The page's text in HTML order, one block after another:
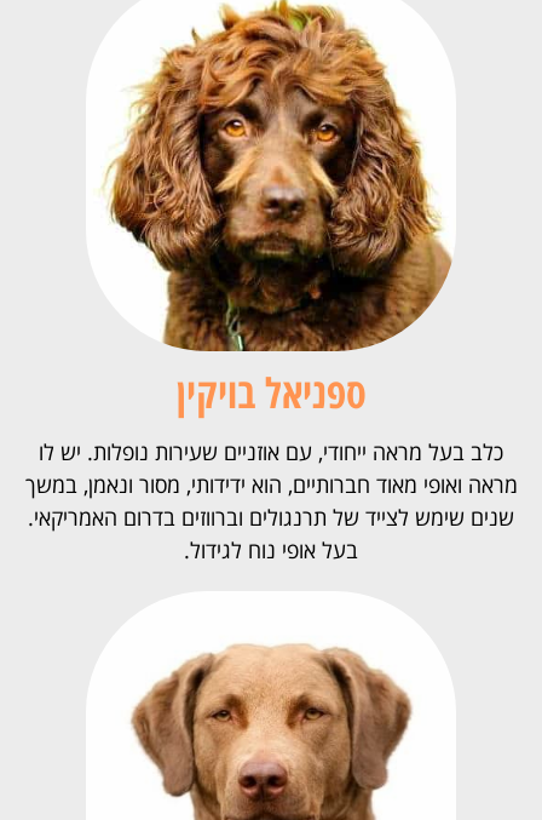
ספניאל בויקין
כלב בעל מראה ייחודי, עם אוזניים שעירות נופלות. יש לו
מראה ואופי מאוד חברותיים, הוא ידידותי, מסור ונאמן, במשך
שנים שימש לצייד של תרנגולים וברווזים בדרום האמריקאי.
בעל אופי נוח לגידול.